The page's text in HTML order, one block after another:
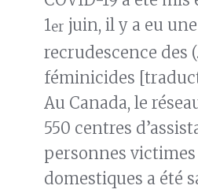
1er juin, il y a eu une
recrudescence des
féminicides
Au Canada, le
550 centres
personnes
domestiques a été